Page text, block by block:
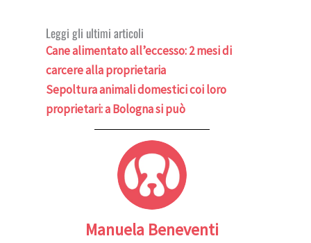
Leggi gli ultimi articoli
Cane alimentato all’eccesso: 2 mesi di
carcere alla proprietaria
Sepoltura animali domestici coi loro
proprietari: a Bologna si può
Manuela Beneventi